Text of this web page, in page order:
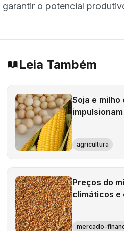
garantir o potencial
Leia Também
Soja e milho
agricultura
Preços do
climáticos e
mercado-